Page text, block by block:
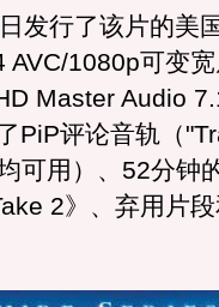
发行了该片的美
AVC/1080p可变
Master Audio
PiP评论音轨（
可用）、52分钟
2》、弃用片